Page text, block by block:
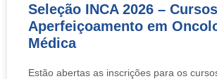
Seleção INCA 2026 –
Aperfeiçoamento em
Médica
Estão abertas as inscrições para os